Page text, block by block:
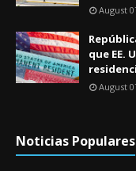
August
que EE.
August
Noticias Populares